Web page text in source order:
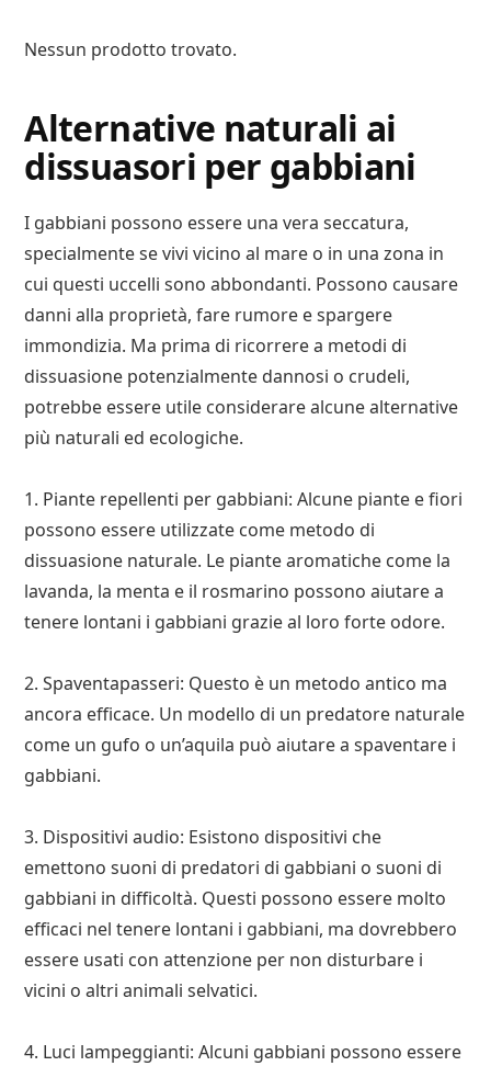
Nessun prodotto trovato.
Alternative naturali ai
dissuasori per gabbiani
I gabbiani possono essere una vera seccatura,
specialmente se vivi vicino al mare o in una zona in
cui questi uccelli sono abbondanti. Possono causare
danni alla proprietà, fare rumore e spargere
immondizia. Ma prima di ricorrere a metodi di
dissuasione potenzialmente dannosi o crudeli,
potrebbe essere utile considerare alcune alternative
più naturali ed ecologiche.
1. Piante repellenti per gabbiani: Alcune piante e fiori
possono essere utilizzate come metodo di
dissuasione naturale. Le piante aromatiche come la
lavanda, la menta e il rosmarino possono aiutare a
tenere lontani i gabbiani grazie al loro forte odore.
2. Spaventapasseri: Questo è un metodo antico ma
ancora efficace. Un modello di un predatore naturale
come un gufo o un’aquila può aiutare a spaventare i
gabbiani.
3. Dispositivi audio: Esistono dispositivi che
emettono suoni di predatori di gabbiani o suoni di
gabbiani in difficoltà. Questi possono essere molto
efficaci nel tenere lontani i gabbiani, ma dovrebbero
essere usati con attenzione per non disturbare i
vicini o altri animali selvatici.
4. Luci lampeggianti: Alcuni gabbiani possono essere